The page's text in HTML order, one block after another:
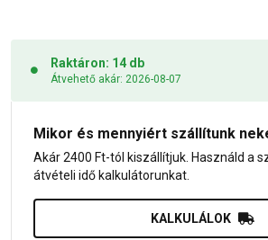
Raktáron: 14 db
Átvehető akár: 2026-08-07
Mikor és mennyiért szállítunk
Akár 2400 Ft-tól kiszállítjuk. Használd a
átvételi idő kalkulátorunkat.
KALKULÁLOK